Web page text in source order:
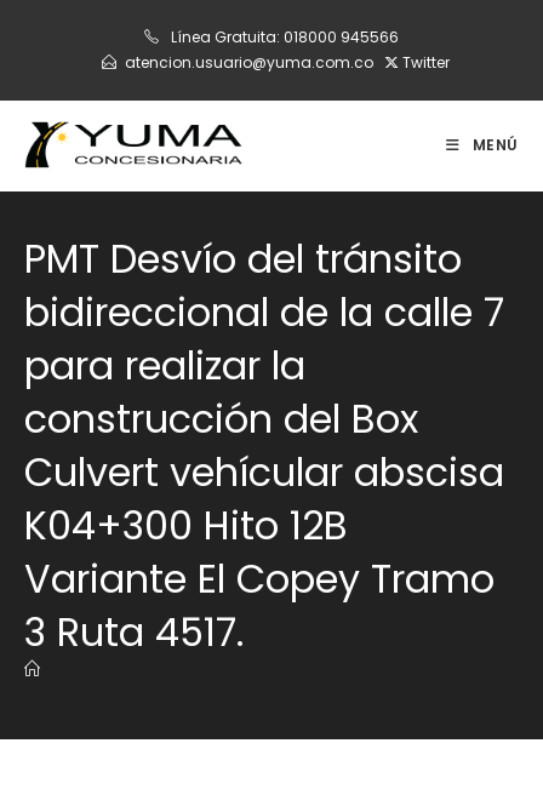
Línea Gratuita: 018000 945566
atencion.usuario@yuma.com.co
Twitter
MENÚ
PMT Desvío del tránsito
bidireccional de la calle 7
para realizar la
construcción del Box
Culvert vehícular abscisa
K04+300 Hito 12B
Variante El Copey Tramo
3 Ruta 4517.